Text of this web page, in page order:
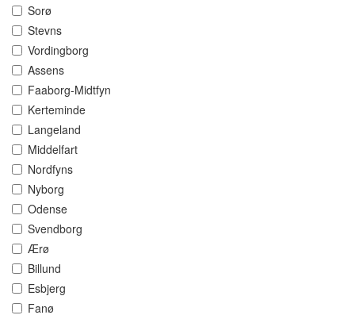
Sorø
Stevns
Vordingborg
Assens
Faaborg-Midtfyn
Kerteminde
Langeland
Middelfart
Nordfyns
Nyborg
Odense
Svendborg
Ærø
Billund
Esbjerg
Fanø